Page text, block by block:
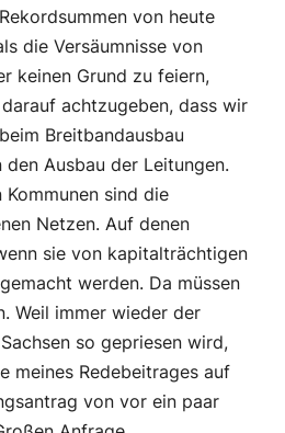
von heute
die Versäumnisse von
keinen Grund zu feiern,
achtzugeben, dass wir
Breitbandausbau
Ausbau der Leitungen.
sind die
Netzen. Auf denen
sie von kapitalträchtigen
werden. Da müssen
Weil immer wieder der
so gepriesen wird,
meines Redebeitrages auf
von vor ein paar